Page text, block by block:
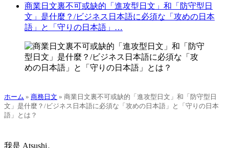
商業日文裏不可或缺的「進攻型日文」和「防守型日
文」是什麼？/ビジネス日本語に必須な「攻めの日本
語」と「守りの日本語」…
ホーム » 商務日文 » 商業日文裏不可或缺的「進攻型日文」和「防守型日
文」是什麼？/ビジネス日本語に必須な「攻めの日本語」と「守りの日本
語」とは？
我是 Atsushi。